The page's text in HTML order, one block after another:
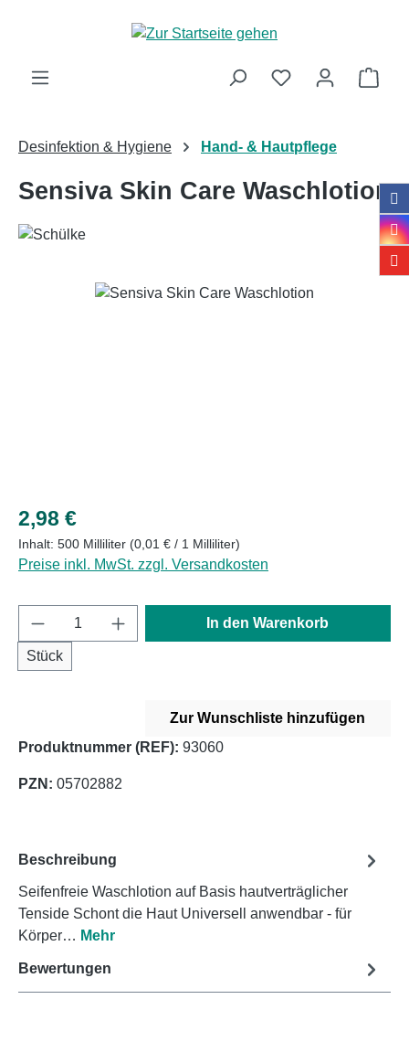
Zum Hauptinhalt springen
Desinfektion & Hygiene Hand- & Hautpflege
Sensiva Skin Care Waschlotion
Bildergalerie überspringen
Regulärer Preis:
2,98 €
Inhalt: 500 Milliliter (0,01 € / 1 Milliliter)
Preise inkl. MwSt. zzgl. Versandkosten
Produkt Anzahl: Gib den gewünschten
Stück
In den Warenkorb
Zur Wunschliste hinzufügen
Produktnummer (REF): 93060
PZN: 05702882
Beschreibung
Seifenfreie Waschlotion auf Basis hautverträglicher
Tenside Schont die Haut Universell anwendbar - für
Körper… Mehr
Bewertungen